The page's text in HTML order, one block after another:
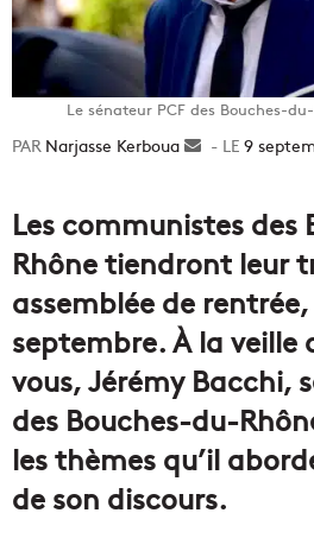
Le sénateur PCF des Bouches-
Narjasse Kerboua
Envoyer
9
Les communistes des
Rhône tiendront leur
assemblée de
septembre. À la veille
vous, Jérémy Bacchi,
des Bouches-du-
les thèmes qu’il
de son discours.